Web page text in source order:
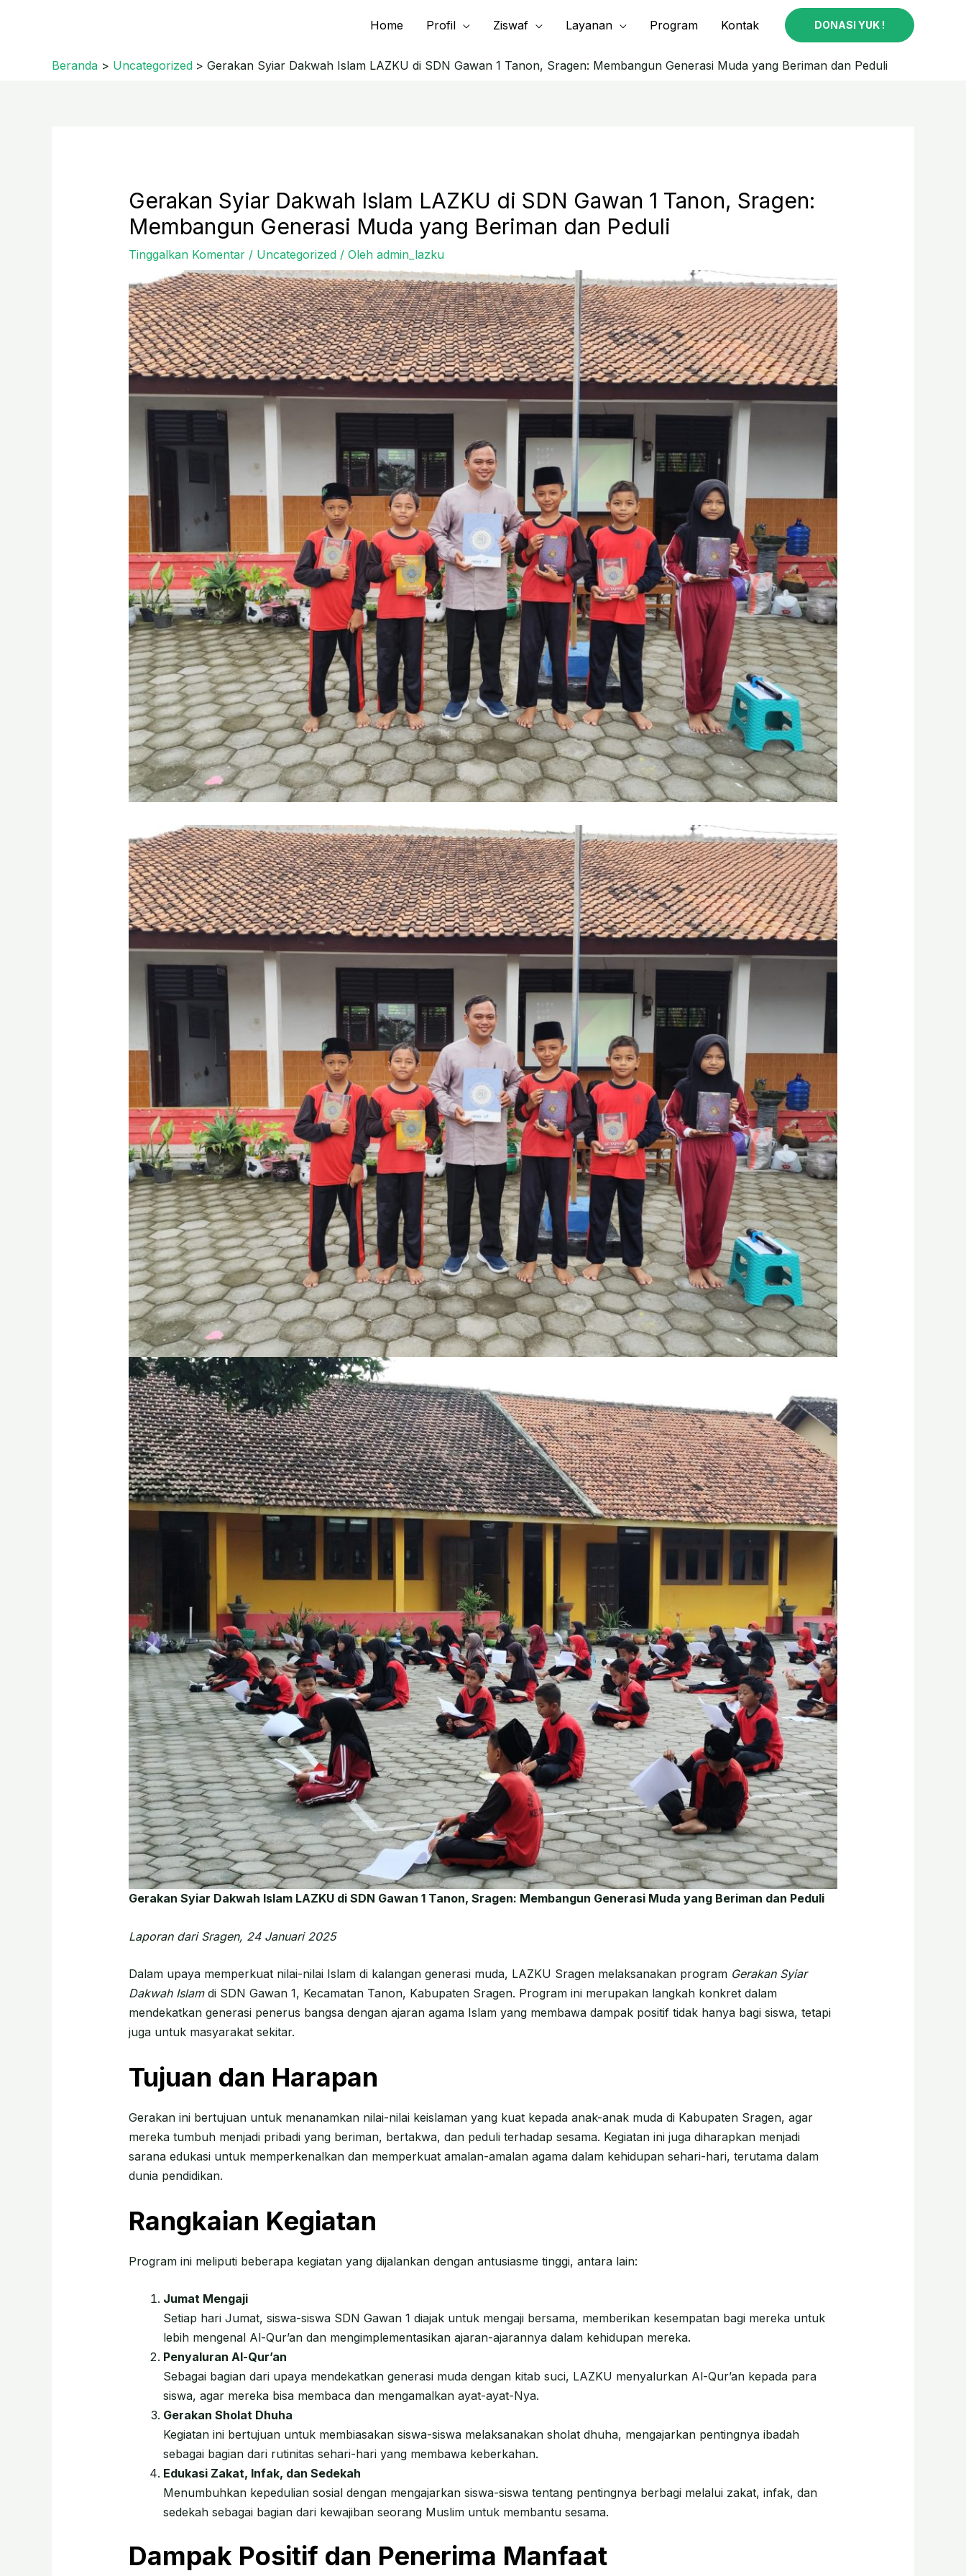
Home Profil Ziswaf Layanan Program Kontak DONASI YUK !
Beranda Uncategorized Gerakan Syiar Dakwah Islam LAZKU di SDN Gawan 1 Tanon, Sragen: Membangun Generasi Muda yang Beriman dan Peduli
Gerakan Syiar Dakwah Islam LAZKU di SDN Gawan 1 Tanon, Sragen:
Membangun Generasi Muda yang Beriman dan Peduli
Tinggalkan Komentar / Uncategorized/ Oleh admin_lazku
Gerakan Syiar Dakwah Islam LAZKU di SDN Gawan 1 Tanon, Sragen: Membangun Generasi Muda yang Beriman dan Peduli
Laporan dari Sragen, 24 Januari 2025
Dalam upaya memperkuat nilai-nilai Islam di kalangan generasi muda, LAZKU Sragen melaksanakan program Gerakan Syiar
Dakwah Islamdi SDN Gawan 1, Kecamatan Tanon, Kabupaten Sragen. Program ini merupakan langkah konkret dalam
mendekatkan generasi penerus bangsa dengan ajaran agama Islam yang membawa dampak positif tidak hanya bagi siswa, tetapi
juga untuk masyarakat sekitar.
Tujuan dan Harapan
Gerakan ini bertujuan untuk menanamkan nilai-nilai keislaman yang kuat kepada anak-anak muda di Kabupaten Sragen, agar
mereka tumbuh menjadi pribadi yang beriman, bertakwa, dan peduli terhadap sesama. Kegiatan ini juga diharapkan menjadi
sarana edukasi untuk memperkenalkan dan memperkuat amalan-amalan agama dalam kehidupan sehari-hari, terutama dalam
dunia pendidikan.
Rangkaian Kegiatan
Program ini meliputi beberapa kegiatan yang dijalankan dengan antusiasme tinggi, antara lain:
Jumat Mengaji
Setiap hari Jumat, siswa-siswa SDN Gawan 1 diajak untuk mengaji bersama, memberikan kesempatan bagi mereka untuk
lebih mengenal Al-Qur’an dan mengimplementasikan ajaran-ajarannya dalam kehidupan mereka.
Penyaluran Al-Qur’an
Sebagai bagian dari upaya mendekatkan generasi muda dengan kitab suci, LAZKU menyalurkan Al-Qur’an kepada para
siswa, agar mereka bisa membaca dan mengamalkan ayat-ayat-Nya.
Gerakan Sholat Dhuha
Kegiatan ini bertujuan untuk membiasakan siswa-siswa melaksanakan sholat dhuha, mengajarkan pentingnya ibadah
sebagai bagian dari rutinitas sehari-hari yang membawa keberkahan.
Edukasi Zakat, Infak, dan Sedekah
Menumbuhkan kepedulian sosial dengan mengajarkan siswa-siswa tentang pentingnya berbagi melalui zakat, infak, dan
sedekah sebagai bagian dari kewajiban seorang Muslim untuk membantu sesama.
Dampak Positif dan Penerima Manfaat